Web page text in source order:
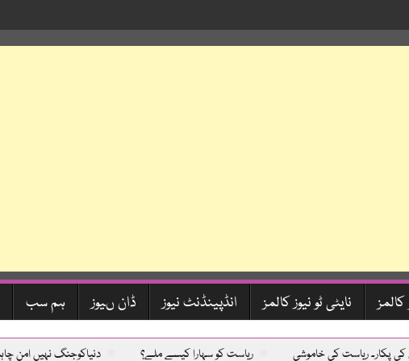
کالمز نایٹی ٹو نیوز کالمز انڈپینڈنٹ نیوز ڈان ںیوز ہم سب
کی خاموشی ریاست کو سہارا کیسے ملے؟ دنیاکوجنگ نہیں امن چاہئیے